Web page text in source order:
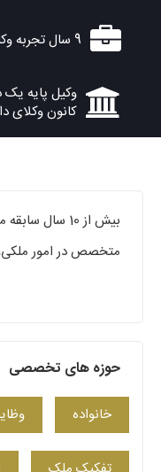
9 سال تجربه وکالت
وکیل پایه
کانون وکلای
بیش از 10 سال سابقه موفق وکالت
متخصص در امور ملکی،
حوزه های تخصصی
خانواده